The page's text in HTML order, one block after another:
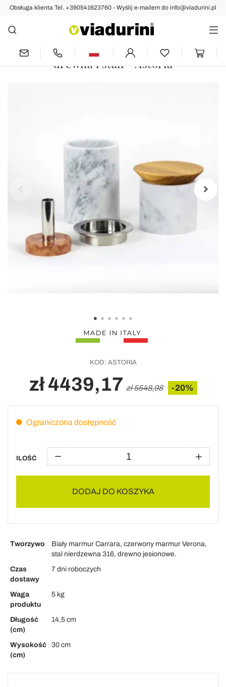
Obsługa klienta Tel. +390541623760 - Wyślij e-mailem do info@viadurini.pl
Indietro Poprzedni następny
Akcesoria oszczędzające miejsce do
narzędzi kuchennych z marmuru,
drewna i stali - Astoria
KOD: ASTORIA
zł 4439,17 zł 5548,98 -20%
Ograniczona dostępność
ILOŚĆ
DODAJ DO KOSZYKA
Tworzywo
Biały marmur Carrara, czerwony marmur Verona,
stal nierdzewna 316, drewno jesionowe.
Czas
dostawy
7 dni roboczych
Waga
produktu
5 kg
Długość
(cm)
14,5 cm
Wysokość
(cm)
30 cm